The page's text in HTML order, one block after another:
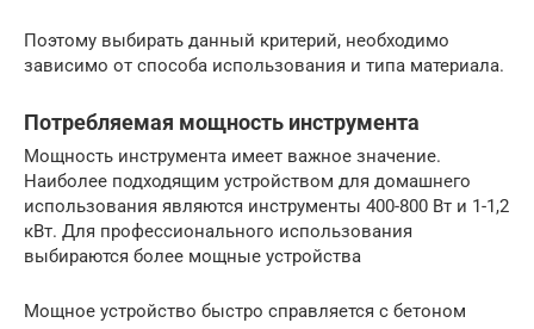
Поэтому выбирать данный критерий, необходимо
зависимо от способа использования и типа материала.
Потребляемая мощность инструмента
Мощность инструмента имеет важное значение.
Наиболее подходящим устройством для домашнего
использования являются инструменты 400-800 Вт и 1-1,2
кВт. Для профессионального использования
выбираются более мощные устройства
Мощное устройство быстро справляется с бетоном